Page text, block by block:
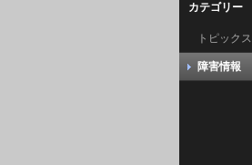
カテゴリー
トピックス
障害情報